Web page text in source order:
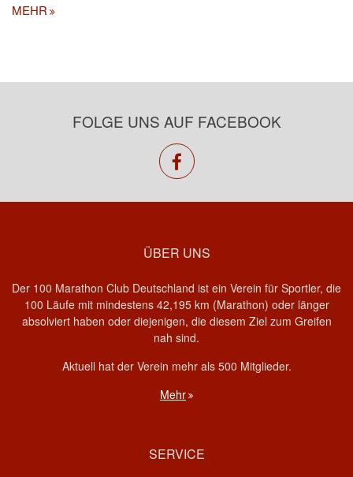
MEHR
FOLGE UNS AUF FACEBOOK
facebook
ÜBER UNS
Der 100 Marathon Club Deutschland ist ein Verein für Sportler, die
100 Läufe mit mindestens 42,195 km (Marathon) oder länger
absolviert haben oder diejenigen, die diesem Ziel zum Greifen
nah sind.
Aktuell hat der Verein mehr als 500 Mitglieder.
Mehr
SERVICE